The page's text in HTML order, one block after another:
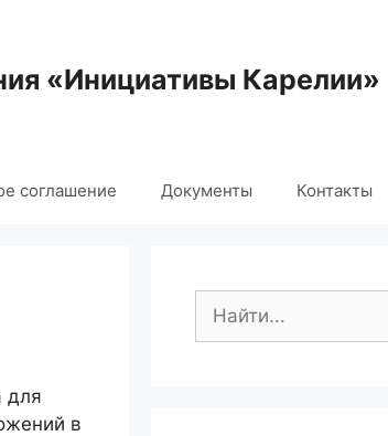
«Инициативы Карелии»
соглашение Документы Контакты
для
в
Поиск: